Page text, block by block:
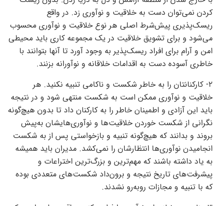
کردن نمی‌توان دست به خلاقیت و نوآوری زد. در واقع
ریسک‌‌‌پذیری پیش‌‌‌شرط اصلی هر نوع خلاقیت و نوآوری محسوب
می‌شود و برای تشویق خلاقیت در یک مجموعه کاری باید محیطی
امن و آرام برای افراد ریسک‌‌‌پذیر به وجود آورد تا آنها بتوانند با
خاطری آسوده دست به اقدامات خلاقانه و نوآورانه بزنند.
۲- کارکنانتان را به خاطر شکست و ناکامی تنبیه نکنید. هر
خلاقیت و نوآوری ممکن است به شکست منتهی شود و در نتیجه
باید این آزادی و اطمینان خاطر را به کارکنان داد تا بدون هیچ‌گونه
نگرانی از شکست ‌‌‌خوردن خلاقیت‌‌‌ها و نوآوری‌‌‌هایشان به‌‌‌پیش
بروند و بدانند که هیچ‌گونه تنبیه و بازخواستی پس از به شکست
انجامیدن نوآوری‌‌‌ها انتظارشان را نمی‌‌‌کشد. مدیران باید همیشه
به یاد داشته باشند که مهم‌ترین و بزرگ‌ترین اختراعات و
پیشرفت‌‌‌های تاریخ نتیجه و برون‌‌‌داد شکست‌‌‌های متعددی بوده
که با تنبیه و مجازات روبه‌‌‌رو نشدند.